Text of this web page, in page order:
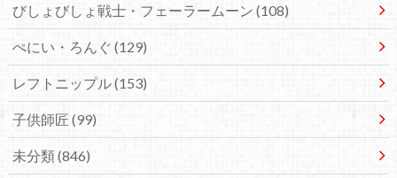
びしょびしょ戦士・フェーラームーン (108)
ぺにい・ろんぐ (129)
レフトニップル(153)
子供師匠 (99)
未分類(846)